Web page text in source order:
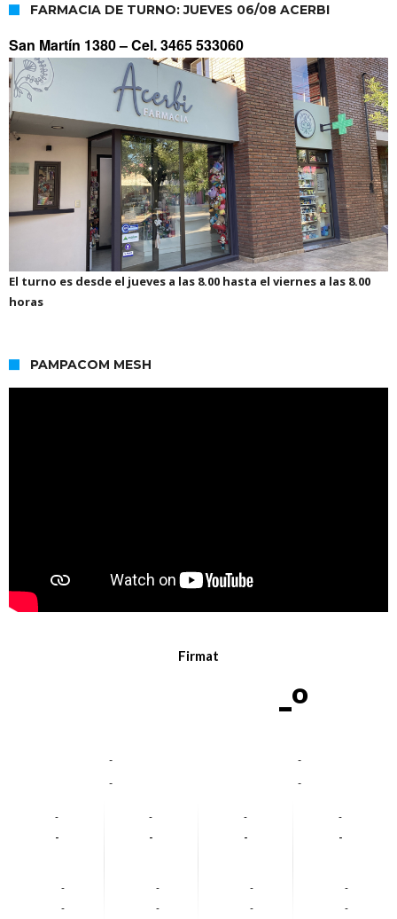
FARMACIA DE TURNO: JUEVES 06/08 ACERBI
San Martín 1380 –Cel. 3465 533060
El turno es desde el jueves a las 8.00 hasta el viernes a las 8.00
horas
PAMPACOM MESH
Firmat
-º
-
-
-
-
-
-
-
-
-
-
-
-
-
-
-
-
-
-
-
-